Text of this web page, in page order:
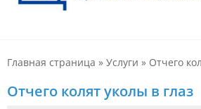
клиника «Доктор
Воронеже –
оптика, детская
онлайн.
Главная страница » Услуги » Отчего
Отчего колят уколы в глаз